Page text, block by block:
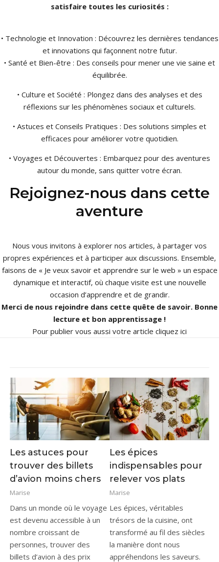
satisfaire toutes les curiosités :
• Technologie et Innovation : Découvrez les dernières tendances
et innovations qui façonnent notre futur.
• Santé et Bien-être : Des conseils pour mener une vie saine et
équilibrée.
• Culture et Société : Plongez dans des analyses et des
réflexions sur les phénomènes sociaux et culturels.
• Astuces et Conseils Pratiques : Des solutions simples et
efficaces pour améliorer votre quotidien.
• Voyages et Découvertes : Embarquez pour des aventures
autour du monde, sans quitter votre écran.
Rejoignez-nous dans cette
aventure
Nous vous invitons à explorer nos articles, à partager vos
propres expériences et à participer aux discussions. Ensemble,
faisons de « Je veux savoir et apprendre sur le web » un espace
dynamique et interactif, où chaque visite est une nouvelle
occasion d’apprendre et de grandir.
Merci de nous rejoindre dans cette quête de savoir. Bonne
lecture et bon apprentissage !
Pour publier vous aussi votre article cliquez ici
Les astuces pour
trouver des billets
d’avion moins chers
Marise
Dans un monde où le voyage
est devenu accessible à un
nombre croissant de
personnes, trouver des
billets d’avion à des prix
Les épices
indispensables pour
relever vos plats
Marise
Les épices, véritables
trésors de la cuisine, ont
transformé au fil des siècles
la manière dont nous
appréhendons les saveurs.